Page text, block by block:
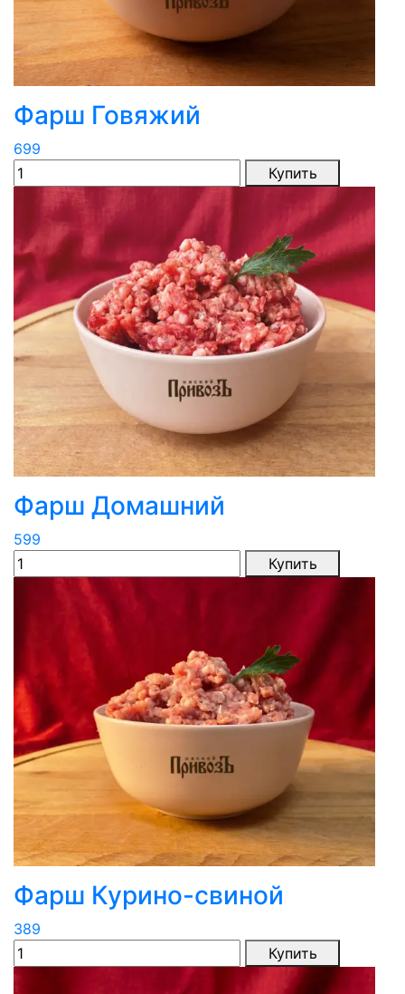
Фарш Говяжий
699
Купить
Фарш Домашний
599
Купить
Фарш Курино-свиной
389
Купить